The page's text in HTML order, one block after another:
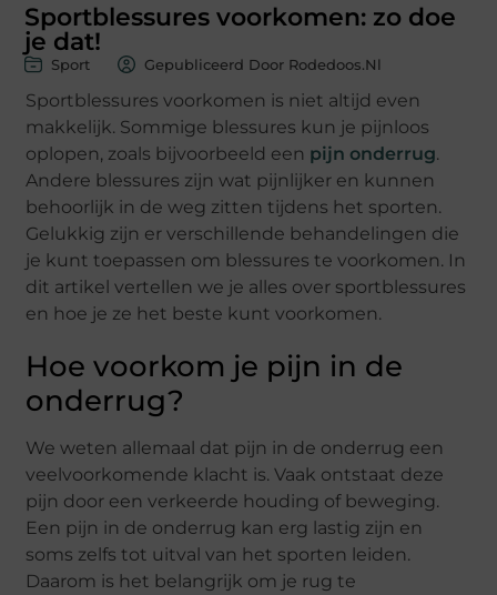
Sportblessures voorkomen: zo doe
je dat!
Sport Gepubliceerd Door Rodedoos.nl
Sportblessures voorkomen is niet altijd even
makkelijk. Sommige blessures kun je pijnloos
oplopen, zoals bijvoorbeeld een pijn onderrug.
Andere blessures zijn wat pijnlijker en kunnen
behoorlijk in de weg zitten tijdens het sporten.
Gelukkig zijn er verschillende behandelingen die
je kunt toepassen om blessures te voorkomen. In
dit artikel vertellen we je alles over sportblessures
en hoe je ze het beste kunt voorkomen.
Hoe voorkom je pijn in de
onderrug?
We weten allemaal dat pijn in de onderrug een
veelvoorkomende klacht is. Vaak ontstaat deze
pijn door een verkeerde houding of beweging.
Een pijn in de onderrug kan erg lastig zijn en
soms zelfs tot uitval van het sporten leiden.
Daarom is het belangrijk om je rug te